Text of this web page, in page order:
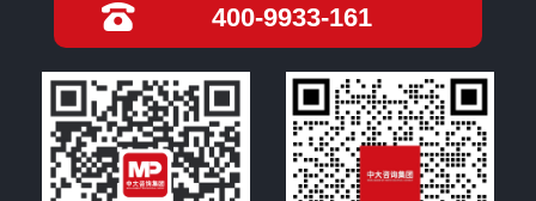
400-9933-161